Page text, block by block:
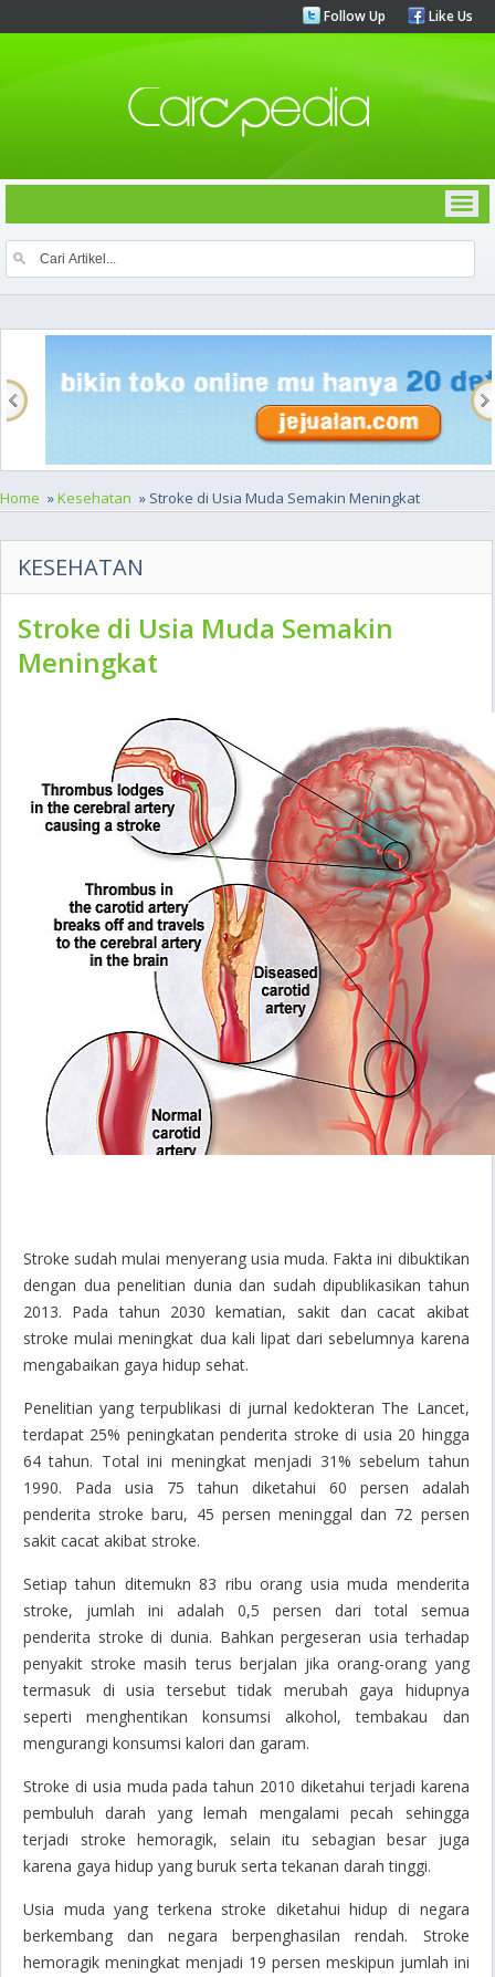
Follow Up Like Us
Home »Kesehatan » Stroke di Usia Muda Semakin Meningkat
KESEHATAN
Stroke di Usia Muda Semakin
Meningkat
Stroke sudah mulai menyerang usia muda. Fakta ini dibuktikan
dengan dua penelitian dunia dan sudah dipublikasikan tahun
2013. Pada tahun 2030 kematian, sakit dan cacat akibat
stroke mulai meningkat dua kali lipat dari sebelumnya karena
mengabaikan gaya hidup sehat.
Penelitian yang terpublikasi di jurnal kedokteran The Lancet,
terdapat 25% peningkatan penderita stroke di usia 20 hingga
64 tahun. Total ini meningkat menjadi 31% sebelum tahun
1990. Pada usia 75 tahun diketahui 60 persen adalah
penderita stroke baru, 45 persen meninggal dan 72 persen
sakit cacat akibat stroke.
Setiap tahun ditemukn 83 ribu orang usia muda menderita
stroke, jumlah ini adalah 0,5 persen dari total semua
penderita stroke di dunia. Bahkan pergeseran usia terhadap
penyakit stroke masih terus berjalan jika orang-orang yang
termasuk di usia tersebut tidak merubah gaya hidupnya
seperti menghentikan konsumsi alkohol, tembakau dan
mengurangi konsumsi kalori dan garam.
Stroke di usia muda pada tahun 2010 diketahui terjadi karena
pembuluh darah yang lemah mengalami pecah sehingga
terjadi stroke hemoragik, selain itu sebagian besar juga
karena gaya hidup yang buruk serta tekanan darah tinggi.
Usia muda yang terkena stroke diketahui hidup di negara
berkembang dan negara berpenghasilan rendah. Stroke
hemoragik meningkat menjadi 19 persen meskipun jumlah ini